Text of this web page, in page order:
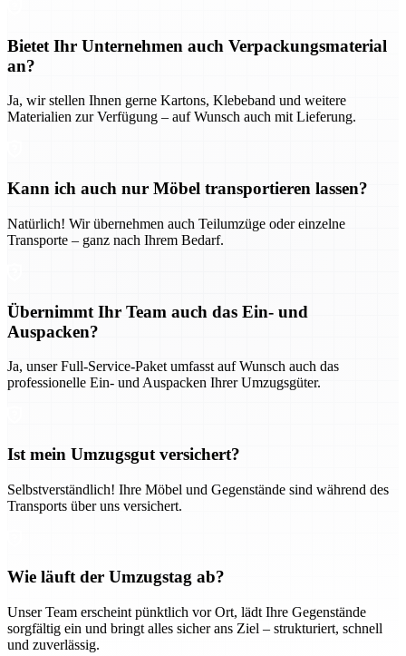
Bietet Ihr Unternehmen auch Verpackungsmaterial
an?
Ja, wir stellen Ihnen gerne Kartons, Klebeband und weitere
Materialien zur Verfügung – auf Wunsch auch mit Lieferung.
Kann ich auch nur Möbel transportieren lassen?
Natürlich! Wir übernehmen auch Teilumzüge oder einzelne
Transporte – ganz nach Ihrem Bedarf.
Übernimmt Ihr Team auch das Ein- und
Auspacken?
Ja, unser Full-Service-Paket umfasst auf Wunsch auch das
professionelle Ein- und Auspacken Ihrer Umzugsgüter.
Ist mein Umzugsgut versichert?
Selbstverständlich! Ihre Möbel und Gegenstände sind während des
Transports über uns versichert.
Wie läuft der Umzugstag ab?
Unser Team erscheint pünktlich vor Ort, lädt Ihre Gegenstände
sorgfältig ein und bringt alles sicher ans Ziel – strukturiert, schnell
und zuverlässig.